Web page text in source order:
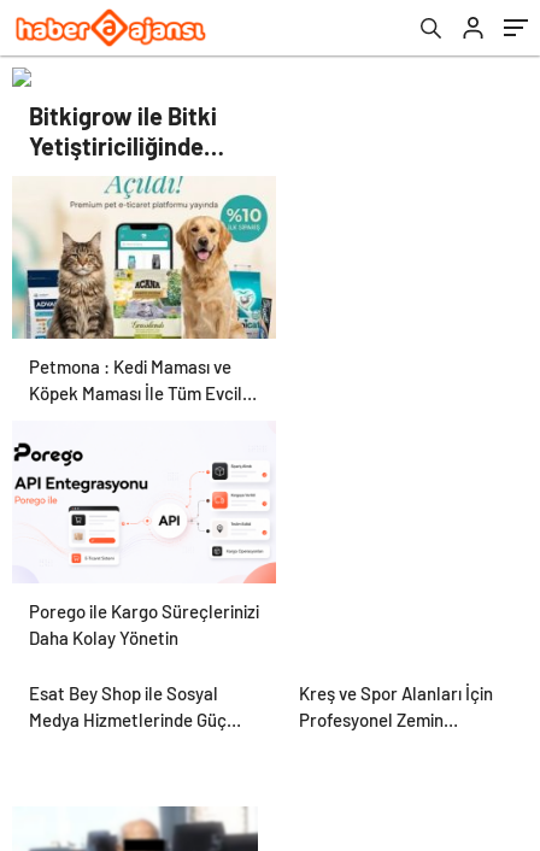
Bitkigrow ile Bitki
Yetiştiriciliğinde
Doğru Ekipman ve
Ürün Seçimi
Petmona : Kedi Maması ve
Köpek Maması İle Tüm Evcil
Porego ile Kargo Süreçlerinizi
Daha Kolay Yönetin
Esat Bey Shop ile Sosyal
Medya Hizmetlerinde Güçlü
Kreş ve Spor Alanları İçin
Profesyonel Zemin